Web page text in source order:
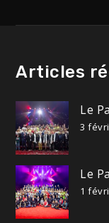
Articles
Le
3
Le
1